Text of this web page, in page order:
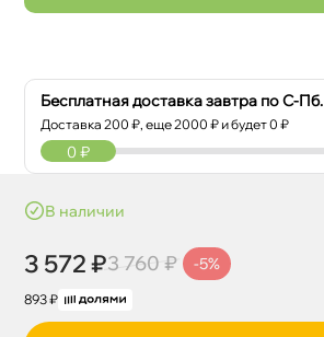
Бесплатная доставка завтра по С-Пб.
Доставка200 ₽, еще2000 ₽ и будет 0 ₽
0 ₽
наличии
3 572 ₽3 760 ₽ -5%
893 ₽